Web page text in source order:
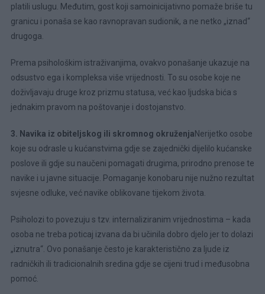
platili uslugu. Međutim, gost koji samoinicijativno pomaže briše tu
granicu i ponaša se kao ravnopravan sudionik, a ne netko „iznad“
drugoga.
Prema psihološkim istraživanjima, ovakvo ponašanje ukazuje na
odsustvo ega i kompleksa više vrijednosti. To su osobe koje ne
doživljavaju druge kroz prizmu statusa, već kao ljudska bića s
jednakim pravom na poštovanje i dostojanstvo.
3. Navika iz obiteljskog ili skromnog okruženjaNerijetko osobe
koje su odrasle u kućanstvima gdje se zajednički dijelilo kućanske
poslove ili gdje su naučeni pomagati drugima, prirodno prenose te
navike i u javne situacije. Pomaganje konobaru nije nužno rezultat
svjesne odluke, već navike oblikovane tijekom života.
Psiholozi to povezuju s tzv. internaliziranim vrijednostima – kada
osoba ne treba poticaj izvana da bi učinila dobro djelo jer to dolazi
„iznutra“. Ovo ponašanje često je karakteristično za ljude iz
radničkih ili tradicionalnih sredina gdje se cijeni trud i međusobna
pomoć.